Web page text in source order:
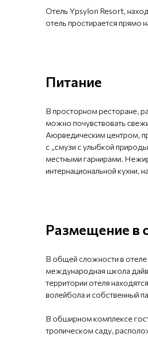
Отель Ypsylon Resort,
отель простирается прямо
Питание
В просторном ресторане,
можно почувствовать
Аюрведическим центром,
с „смузи с улыбкой
местными гарнирами.
интернациональной кухни,
Размещение в
В общей сложности в
международная школа
территории отеля
волейбола и собственный
В обширном комплексе
тропическом саду,